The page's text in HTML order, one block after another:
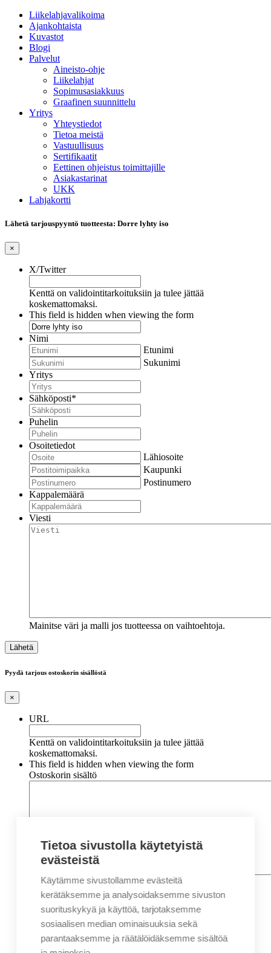
Liikelahjavalikoima
Ajankohtaista
Kuvastot
Blogi
Palvelut
Aineisto-ohje
Liikelahjat
Sopimusasiakkuus
Graafinen suunnittelu
Yritys
Yhteystiedot
Tietoa meistä
Vastuullisuus
Sertifikaatit
Eettinen ohjeistus toimittajille
Asiakastarinat
UKK
Lahjakortti
Lähetä tarjouspyyntö tuotteesta: Dorre lyhty iso
×
X/Twitter
Kenttä on validointitarkoituksiin ja tulee jättää
koskemattomaksi.
This field is hidden when viewing the form
Nimi
Etunimi
Sukunimi
Yritys
Sähköposti*
Puhelin
Osoitetiedot
Lähiosoite
Kaupunki
Postinumero
Kappalemäärä
Viesti
Mainitse väri ja malli jos tuotteessa on vaihtoehtoja.
Pyydä tarjous ostoskorin sisällöstä
×
URL
Kenttä on validointitarkoituksiin ja tulee jättää
koskemattomaksi.
This field is hidden when viewing the form
Ostoskorin sisältö
Nimi*
Etunimi
Sukunimi
Sähköposti*
Tietoa sivustolla käytetyistä
evästeistä
Käytämme sivustollamme evästeitä
kerätäksemme ja analysoidaksemme sivuston
suorituskykyä ja käyttöä, tarjotaksemme
sosiaalisen median ominaisuuksia sekä
parantaaksemme ja räätälöidäksemme sisältöä